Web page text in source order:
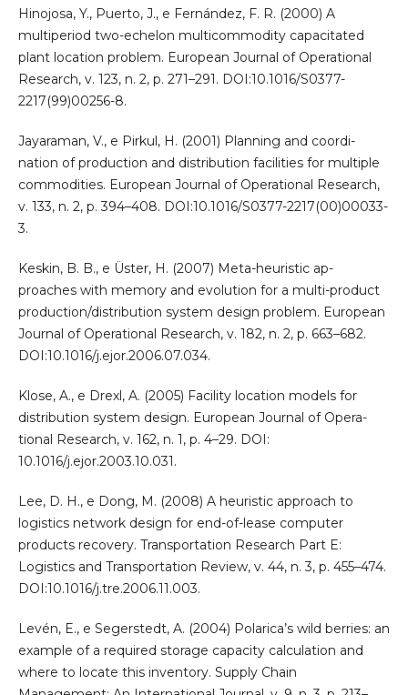
Hinojosa, Y., Puerto, J., e Fernández, F. R. (2000) A
multiperiod two-echelon multicommodity capacitated
plant location problem. European Journal of Operational
Research, v. 123, n. 2, p. 271–291. DOI:10.1016/S0377-
2217(99)00256-8.
Jayaraman, V., e Pirkul, H. (2001) Planning and coordi-
nation of production and distribution facilities for multiple
commodities. European Journal of Operational Research,
v. 133, n. 2, p. 394–408. DOI:10.1016/S0377-2217(00)00033-
3.
Keskin, B. B., e Üster, H. (2007) Meta-heuristic ap-
proaches with memory and evolution for a multi-product
production/distribution system design problem. European
Journal of Operational Research, v. 182, n. 2, p. 663–682.
DOI:10.1016/j.ejor.2006.07.034.
Klose, A., e Drexl, A. (2005) Facility location models for
distribution system design. European Journal of Opera-
tional Research, v. 162, n. 1, p. 4–29. DOI:
10.1016/j.ejor.2003.10.031.
Lee, D. H., e Dong, M. (2008) A heuristic approach to
logistics network design for end-of-lease computer
products recovery. Transportation Research Part E:
Logistics and Transportation Review, v. 44, n. 3, p. 455–474.
DOI:10.1016/j.tre.2006.11.003.
Levén, E., e Segerstedt, A. (2004) Polarica’s wild berries: an
example of a required storage capacity calculation and
where to locate this inventory. Supply Chain